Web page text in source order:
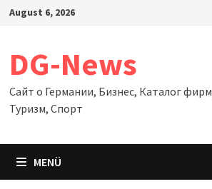
Zum
August 6, 2026
DG-News
Сайт о Германии, Бизнес, Каталог
Туризм, Спорт
MENÜ